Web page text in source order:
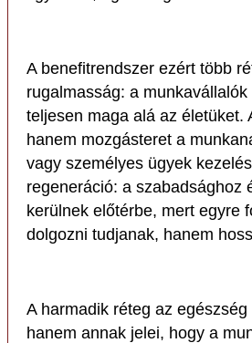
A benefitrendszer ezért több
rugalmasság: a
teljesen maga alá az életüket.
hanem mozgásteret a
vagy személyes ügyek
regeneráció: a szabadsághoz
kerülnek előtérbe, mert egyre
dolgozni tudjanak, hanem
A harmadik réteg az
hanem annak jelei, hogy a